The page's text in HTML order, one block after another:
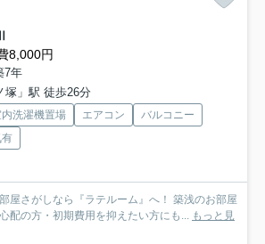
8,000円
7年
塚」駅 徒歩26分
洗濯機置場 エアコン
バルコニー
有
屋さがしなら『ラテルーム』へ！ 築浅のお部屋
配の方・初期費用を抑えたい方にも... もっと見